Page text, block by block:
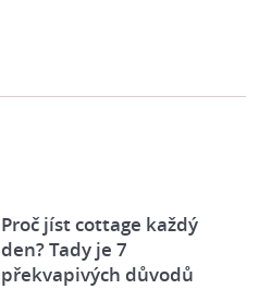
Proč jíst cottage každý
den? Tady je 7
překvapivých důvodů